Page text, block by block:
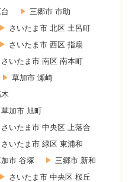
三郷市 市助
さいたま市 北区 土呂町
さいたま市 西区 指扇
さいたま市 南区 南本町
草加市 瀬崎
草加市 旭町
さいたま市 中央区 上落合
さいたま市 緑区 東浦和
市 谷塚
三郷市 新和
さいたま市 中央区 桜丘